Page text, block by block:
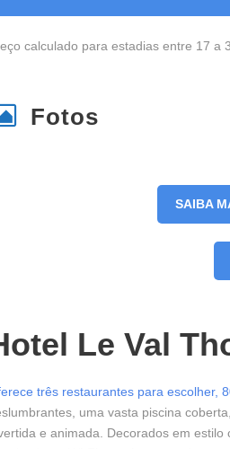
calculado para estadias entre 17 a
Fotos
SAIBA
Le Val
três restaurantes para escolher,
uma vasta piscina
e animada. Decorados em